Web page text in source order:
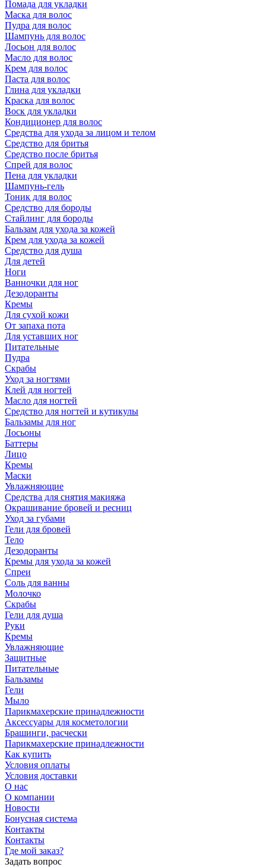
Помада для укладки
Маска для волос
Пудра для волос
Шампунь для волос
Лосьон для волос
Масло для волос
Крем для волос
Паста для волос
Глина для укладки
Краска для волос
Воск для укладки
Кондиционер для волос
Средства для ухода за лицом и телом
Средство для бритья
Средство после бритья
Спрей для волос
Пена для укладки
Шампунь-гель
Тоник для волос
Средство для бороды
Стайлинг для бороды
Бальзам для ухода за кожей
Крем для ухода за кожей
Средство для душа
Для детей
Ноги
Ванночки для ног
Дезодоранты
Кремы
Для сухой кожи
От запаха пота
Для уставших ног
Питательные
Пудра
Скрабы
Уход за ногтями
Клей для ногтей
Масло для ногтей
Средство для ногтей и кутикулы
Бальзамы для ног
Лосьоны
Баттеры
Лицо
Кремы
Маски
Увлажняющие
Средства для снятия макияжа
Окрашивание бровей и ресниц
Уход за губами
Гели для бровей
Тело
Дезодоранты
Кремы для ухода за кожей
Спреи
Соль для ванны
Молочко
Скрабы
Гели для душа
Руки
Кремы
Увлажняющие
Защитные
Питательные
Бальзамы
Гели
Мыло
Парикмахерские принадлежности
Аксессуары для косметологии
Брашинги, расчески
Парикмахерские принадлежности
Как купить
Условия оплаты
Условия доставки
О нас
О компании
Новости
Бонусная система
Контакты
Контакты
Где мой заказ?
Задать вопрос